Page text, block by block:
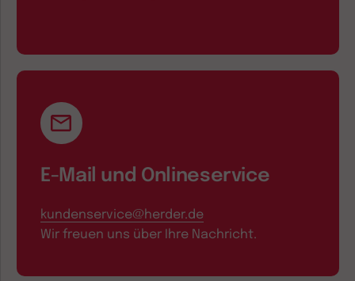
E-Mail und Onlineservice
kundenservice@herder.de
Wir freuen uns über Ihre Nachricht.